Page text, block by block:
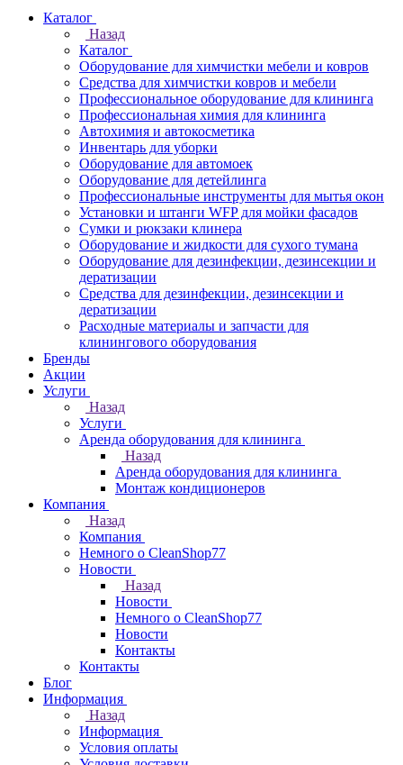
Каталог
Назад
Каталог
Оборудование для химчистки мебели и ковров
Средства для химчистки ковров и мебели
Профессиональное оборудование для клининга
Профессиональная химия для клининга
Автохимия и автокосметика
Инвентарь для уборки
Оборудование для автомоек
Оборудование для детейлинга
Профессиональные инструменты для мытья окон
Установки и штанги WFP для мойки фасадов
Сумки и рюкзаки клинера
Оборудование и жидкости для сухого тумана
Оборудование для дезинфекции, дезинсекции и
дератизации
Средства для дезинфекции, дезинсекции и
дератизации
Расходные материалы и запчасти для
клинингового оборудования
Бренды
Акции
Услуги
Назад
Услуги
Аренда оборудования для клининга
Назад
Аренда оборудования для клининга
Монтаж кондиционеров
Компания
Назад
Компания
Немного о CleanShop77
Новости
Назад
Новости
Немного о CleanShop77
Новости
Контакты
Контакты
Блог
Информация
Назад
Информация
Условия оплаты